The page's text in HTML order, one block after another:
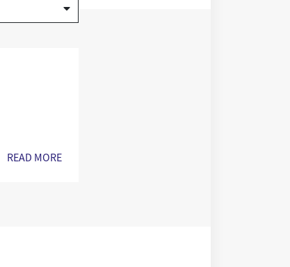
READ MORE